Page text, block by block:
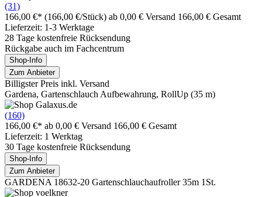
(31)
166,00 €* (166,00 €/Stück) ab 0,00 € Versand 166,00 € Gesamt
Lieferzeit: 1-3 Werktage
28 Tage kostenfreie Rücksendung
Rückgabe auch im Fachcentrum
Shop-Info
Zum Anbieter
Billigster Preis inkl. Versand
Gardena, Gartenschlauch Aufbewahrung, RollUp (35 m)
(160)
166,00 €* ab 0,00 € Versand 166,00 € Gesamt
Lieferzeit: 1 Werktag
30 Tage kostenfreie Rücksendung
Shop-Info
Zum Anbieter
GARDENA 18632-20 Gartenschlauchaufroller 35m 1St.